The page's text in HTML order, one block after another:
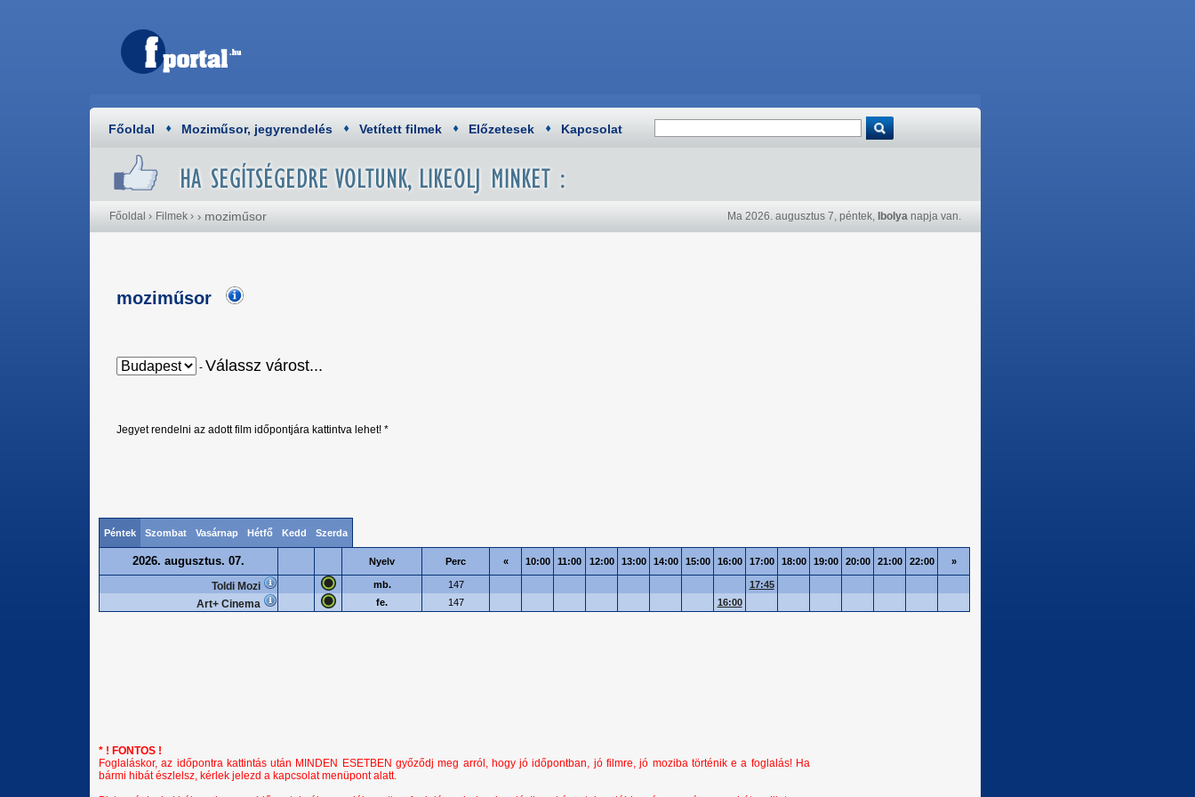
Főoldal Moziműsor, jegyrendelés Vetített filmek Előzetesek Kapcsolat
Főoldal › Filmek › › moziműsor Ma 2026. augusztus 7, péntek, Ibolya napja van.
moziműsor
- Válassz várost...
Jegyet rendelni az adott film időpontjára kattintva lehet! *
Péntek Szombat Vasárnap Hétfő Kedd Szerda
2026. augusztus. 07. Nyelv Perc « 10:00 11:00 12:00 13:00 14:00 15:00 16:00 17:00 18:00 19:00 20:00 21:00 22:00 »
Toldi Mozi mb. 147 17:45
Art+ Cinema fe. 147 16:00
* ! FONTOS !
Foglaláskor, az időpontra kattintás után MINDEN ESETBEN győződj meg arról, hogy jó időpontban, jó filmre, jó moziba történik e a foglalás! Ha
bármi hibát észlelsz, kérlek jelezd a kapcsolat menüpont alatt.